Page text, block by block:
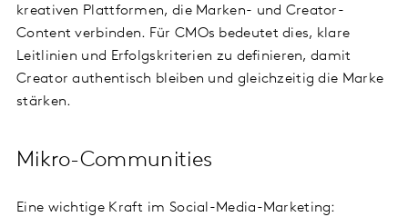
kreativen Plattformen, die Marken- und Creator-
Content verbinden. Für CMOs bedeutet dies, klare
Leitlinien und Erfolgskriterien zu definieren, damit
Creator authentisch bleiben und gleichzeitig die Marke
stärken.
Mikro-Communities
Eine wichtige Kraft im Social-Media-Marketing: